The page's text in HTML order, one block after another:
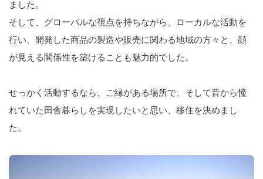
ました。
そして、グローバルな視点を持ちながら、ローカルな活動を
行い、開発した商品の製造や販売に関わる地域の方々と、顔
が見える関係性を築けることも魅力的でした。
せっかく活動するなら、ご縁がある場所で、そして昔から憧
れていた田舎暮らしを実現したいと思い、移住を決めまし
た。